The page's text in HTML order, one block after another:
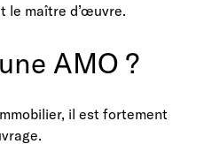
le maître d’œuvre.
AMO ?
il est fortement